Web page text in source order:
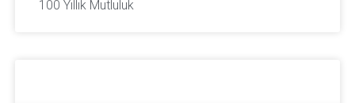
100 Yıllık Mutluluk